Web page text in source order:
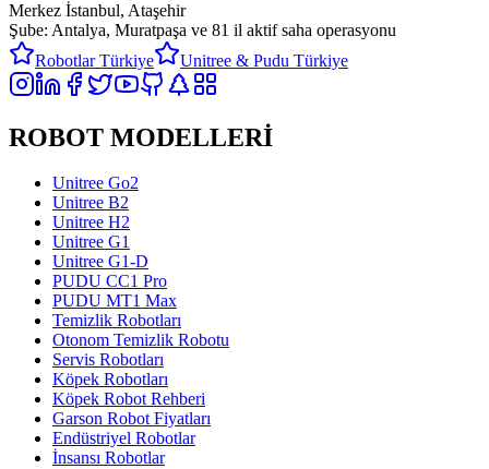
Merkez İstanbul, Ataşehir
Şube: Antalya, Muratpaşa ve 81 il aktif saha operasyonu
Robotlar Türkiye
Unitree & Pudu Türkiye
ROBOT MODELLERİ
Unitree Go2
Unitree B2
Unitree H2
Unitree G1
Unitree G1-D
PUDU CC1 Pro
PUDU MT1 Max
Temizlik Robotları
Otonom Temizlik Robotu
Servis Robotları
Köpek Robotları
Köpek Robot Rehberi
Garson Robot Fiyatları
Endüstriyel Robotlar
İnsansı Robotlar